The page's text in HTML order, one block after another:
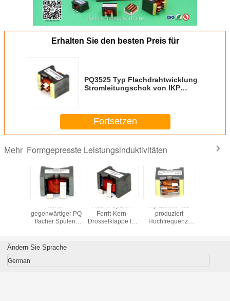
Erhalten Sie den besten Preis für
PQ3525 Typ Flachdrahtwicklung
Stromleitungschok von IKP
Fortsetzen
Mehr Formgepresste Leistungsinduktivitäten
gegenwärtiger PQ
flacher Spulen-
Ferrit-Kern-
Drosselklappe für
produziert
Hochfrequenz-
Ändern Sie Sprache
German